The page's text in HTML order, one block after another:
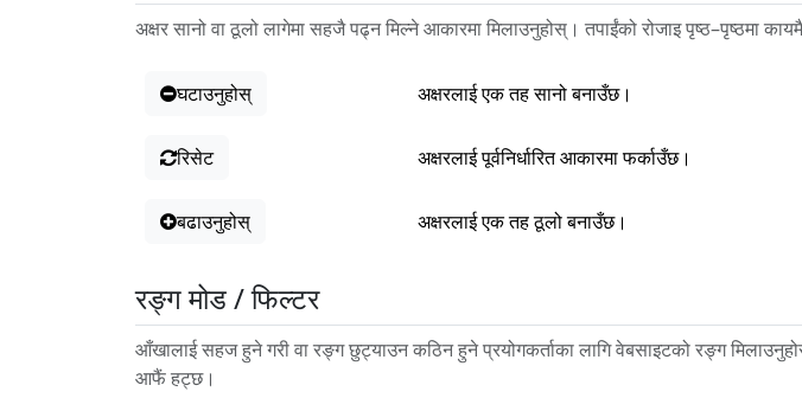
अक्षर सानो वा ठूलो लागेमा सहजै पढ्न मिल्ने आकारमा मिलाउनुहोस्। तपाईंको रोजाइ पृष्ठ–पृष्ठमा
घटाउनुहोस् अक्षरलाई एक तह सानो बनाउँछ।
रिसेट अक्षरलाई पूर्वनिर्धारित आकारमा फर्काउँछ।
बढाउनुहोस् अक्षरलाई एक तह ठूलो बनाउँछ।
रङ्ग मोड / फिल्टर
आँखालाई सहज हुने गरी वा रङ्ग छुट्याउन कठिन हुने प्रयोगकर्ताका लागि वेबसाइटको रङ्ग
आफैं हट्छ।